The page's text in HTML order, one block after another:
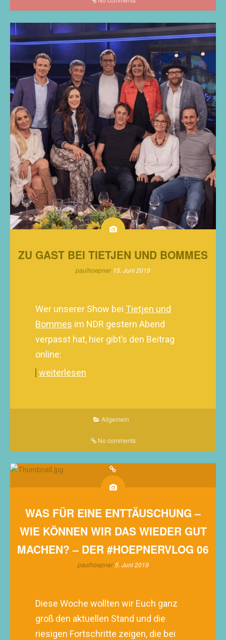
ZU GAST BEI TIETJEN UND BOMMES
paulhoepner 15. Juni 2019
Wer unserer Show bei Tietjen und
Bommes im NDR gestern Abend
verpasst hat, hier gibt’s den Beitrag
online:
weiterlesen
Allgemein
No comments
WAS FÜR EINE ENTTÄUSCHUNG –
WIE KÖNNEN WIR DAS WIEDER GUT
MACHEN? – DER #HOEPNERVLOG 06
paulhoepner 5. Juni 2019
Diese Woche wollten wir Euch ganz
groß den aktuellen Stand und die
riesigen Fortschritte zeigen, die bei